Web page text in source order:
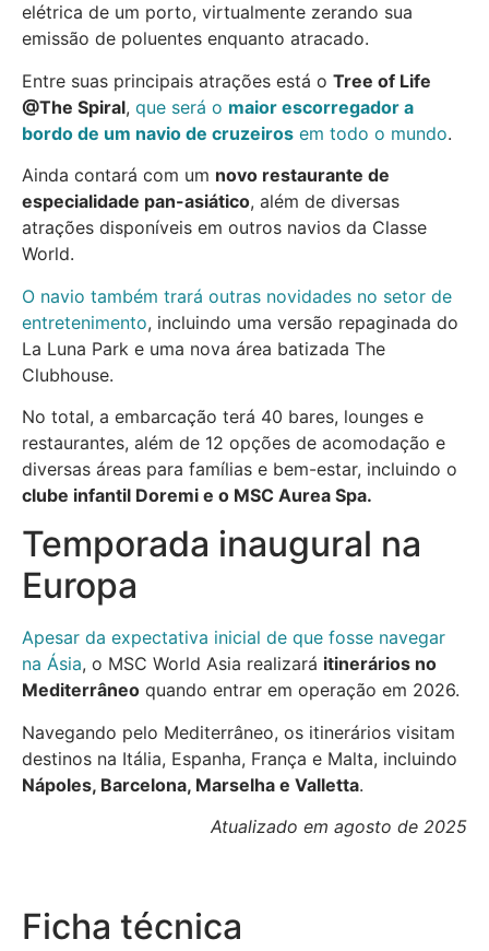
elétrica de um porto, virtualmente zerando sua
emissão de poluentes enquanto atracado.
Entre suas principais atrações está o Tree of Life
@The Spiral, que será o maior escorregador a
bordo de um navio de cruzeiros em todo o mundo.
Ainda contará com um novo restaurante de
especialidade pan-asiático, além de diversas
atrações disponíveis em outros navios da Classe
World.
O navio também trará outras novidades no setor de
entretenimento, incluindo uma versão repaginada do
La Luna Park e uma nova área batizada The
Clubhouse.
No total, a embarcação terá 40 bares, lounges e
restaurantes, além de 12 opções de acomodação e
diversas áreas para famílias e bem-estar, incluindo o
clube infantil Doremi e o MSC Aurea Spa.
Temporada inaugural na
Europa
Apesar da expectativa inicial de que fosse navegar
na Ásia, o MSC World Asia realizará itinerários no
Mediterrâneo quando entrar em operação em 2026.
Navegando pelo Mediterrâneo, os itinerários visitam
destinos na Itália, Espanha, França e Malta, incluindo
Nápoles, Barcelona, Marselha e Valletta.
Atualizado em agosto de 2025
Ficha técnica